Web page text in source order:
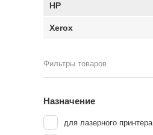
HP
Xerox
Фильтры товаров
Назначение
для лазерного принтера